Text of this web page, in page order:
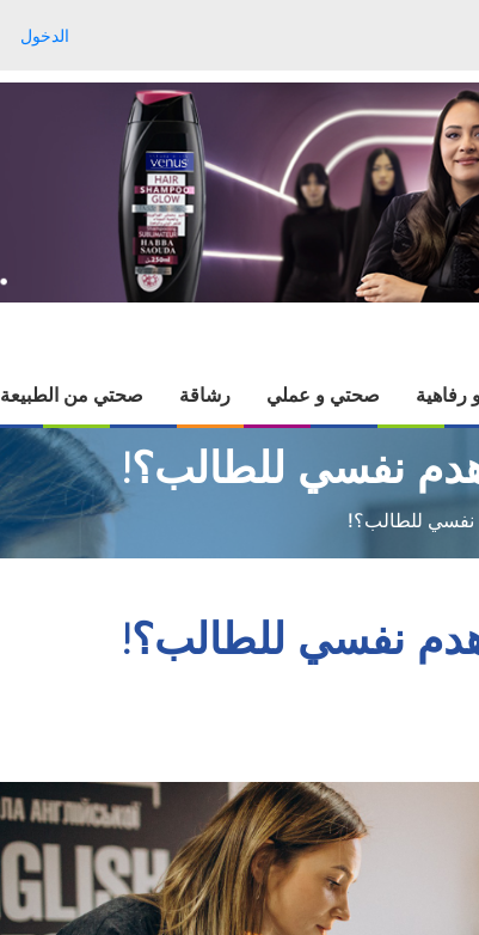
الدخول
صحتي و عملي رشاقة صحتي من الطبيعة
نفسي للطالب؟!
نفسي للطالب؟!
نفسي للطالب؟!